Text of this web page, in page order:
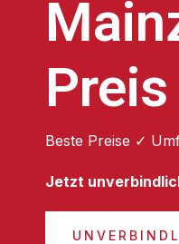
Preis
Beste Preise ✓
Jetzt